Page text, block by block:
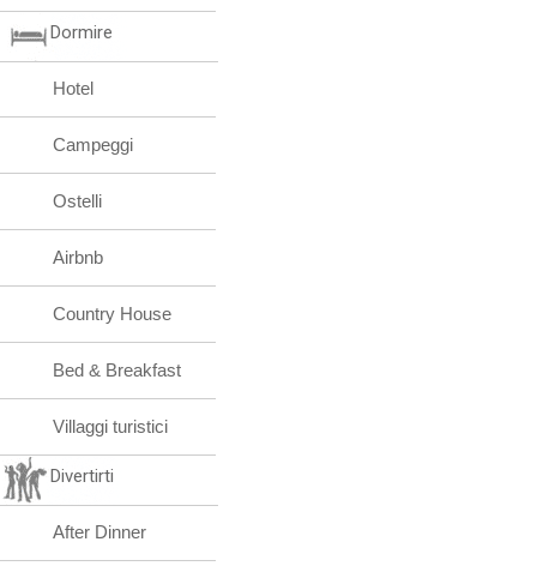
Dormire
Hotel
Campeggi
Ostelli
Airbnb
Country House
Bed & Breakfast
Villaggi turistici
Divertirti
After Dinner